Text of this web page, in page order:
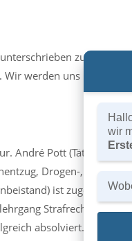
zurück und
werden uns
André Pott
Drogen-,
ist zugelassen
Strafrecht zum
absolviert.
wir